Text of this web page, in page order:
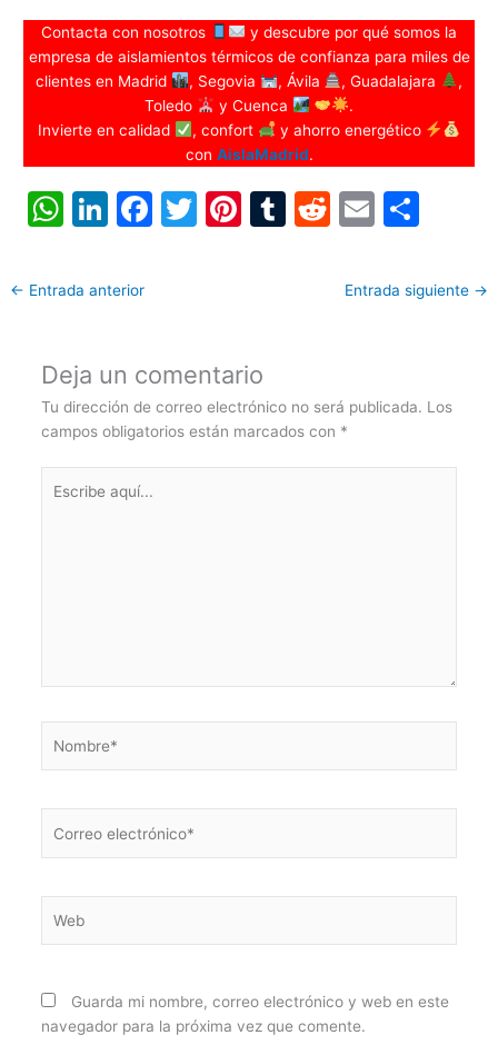
Contacta con nosotros
y descubre por qué somos la
empresa de aislamientos térmicos de confianza para miles de
clientes en Madrid
, Segovia , Ávila , Guadalajara
,
Toledo
y Cuenca
.
Invierte en calidad
, confort
y ahorro energético
con AislaMadrid.
W
at
p
p
Li
k
n
F
o
o
k
T
Pi T
R
d
E
ai m
← Entrada anterior Entrada siguiente →
Deja un comentario
Tu dirección de correo electrónico no será publicada. Los
campos obligatorios están marcados con *
aquí...
electrónico*
Guarda mi nombre, correo electrónico y web en este
navegador para la próxima vez que comente.